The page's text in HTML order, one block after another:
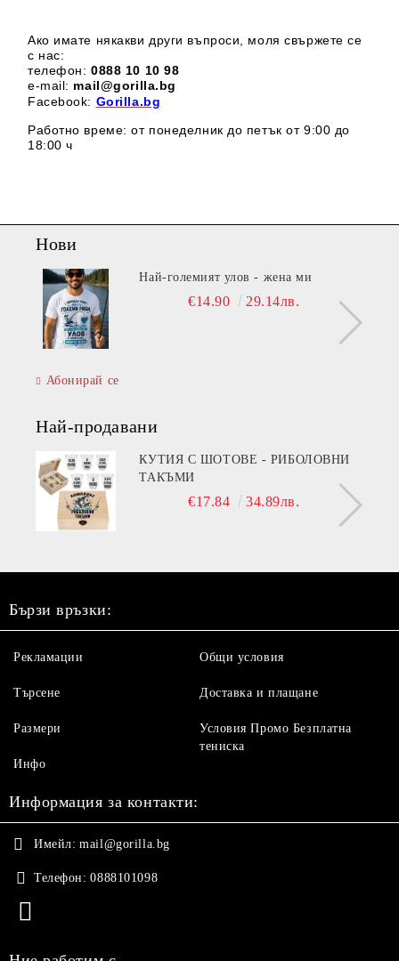
Ако имате някакви други въпроси, моля свържете се
с нас:
телефон:0888 10 10 98
e-mail: mail@gorilla.bg
Facebook: Gorilla.bg
Работно време: от понеделник до петък от 9:00 до
18:00 ч
Нови
Най-големият улов - жена ми
€14.90 29.14лв.
Абонирай се
Най-продавани
КУТИЯ С ШОТОВЕ - РИБОЛОВНИ
ТАКЪМИ
€17.84 34.89лв.
Бързи връзки:
Рекламации
Търсене
Размери
Инфо
Общи условия
Доставка и плащане
Условия Промо Безплатна
тениска
Информация за контакти:
Имейл: mail@gorilla.bg
Телефон: 0888101098